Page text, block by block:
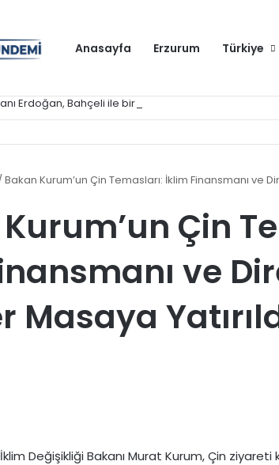
Anasayfa Erzurum Türkiye
Erdoğan, Bahçeli ile bir araya gelecek
Bakan Kurum’un Çin Temasları: İklim Finansmanı ve
Çin
ve
Masaya
Değişikliği Bakanı Murat Kurum, Çin